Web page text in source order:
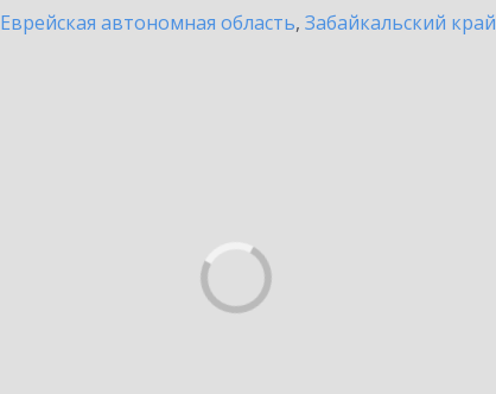
Еврейская автономная область, Забайкальский край